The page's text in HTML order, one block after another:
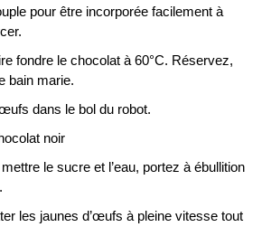
pour être incorporée facilement à
fondre le chocolat à 60°C. Réservez,
bain marie.
dans le bol du robot.
le sucre et l’eau, portez à ébullition
les jaunes d’œufs à pleine vitesse tout